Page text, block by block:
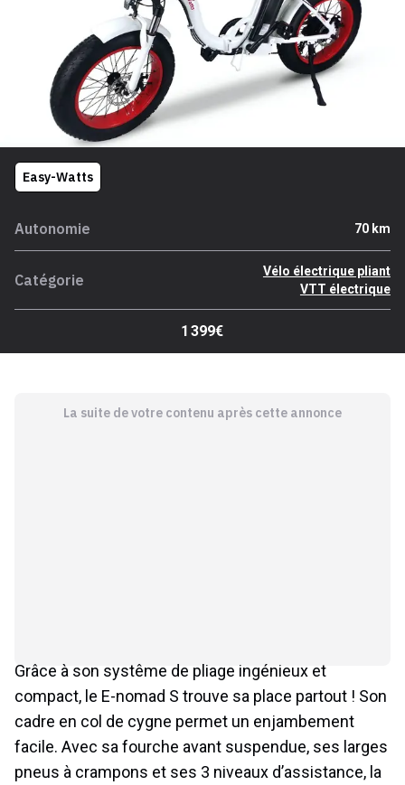
Easy-Watts
Autonomie 70 km
Catégorie
Vélo électrique pliant
VTT électrique
1 399€
La suite de votre contenu après cette annonce
Grâce à son systême de pliage ingénieux et
compact, le E-nomad S trouve sa place partout ! Son
cadre en col de cygne permet un enjambement
facile. Avec sa fourche avant suspendue, ses larges
pneus à crampons et ses 3 niveaux d’assistance, la